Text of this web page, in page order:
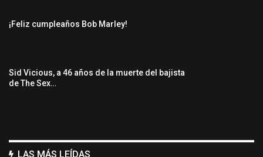
¡Feliz cumpleaños Bob Marley!
Sid Vicious, a 46 años de la muerte del bajista
de The Sex…
LAS MÁS LEÍDAS